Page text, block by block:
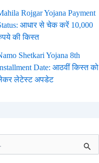
Rojgar Yojana Payment
आधार से चेक करें 10,000
की किस्त
Shetkari Yojana 8th
Date: आठवीं किस्त को
लेटेस्ट अपडेट